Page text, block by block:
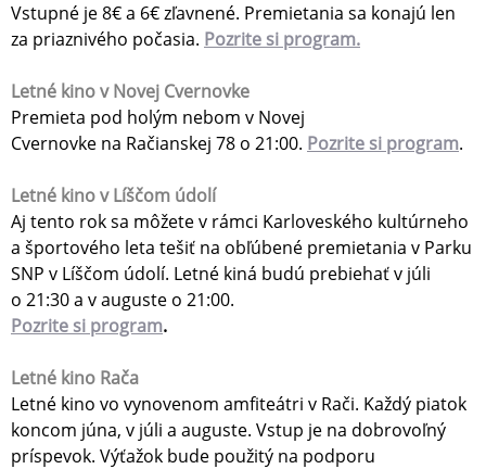
Vstupné je 8€ a 6€ zľavnené. Premietania sa konajú len
za priaznivého počasia. Pozrite si program.
Letné kinov Novej Cvernovke
Premieta pod holým nebom v Novej
Cvernovke na Račianskej 78 o 21:00. Pozrite si program.
Letné kinov Líščom údolí
Aj tento rok sa môžete v rámci Karloveského kultúrneho
a športového leta tešiť na obľúbené premietania v Parku
SNP v Líščom údolí. Letné kiná budú prebiehať v júli
o 21:30 a v auguste o 21:00.
Pozrite si program.
Letné kino Rača
Letné kino vo vynovenom amfiteátri v Rači. Každý piatok
koncom júna, v júli a auguste. Vstup je na dobrovoľný
príspevok. Výťažok bude použitý na podporu